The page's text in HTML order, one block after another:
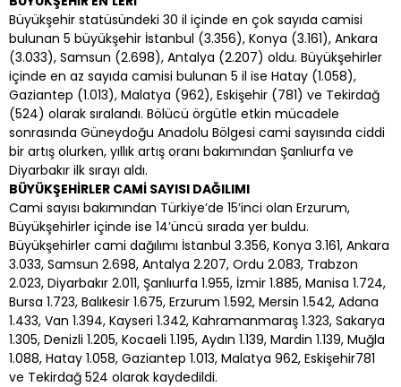
Büyükşehir statüsündeki 30 il içinde en çok sayıda camisi
bulunan 5 büyükşehir İstanbul (3.356), Konya (3.161), Ankara
(3.033), Samsun (2.698), Antalya (2.207) oldu. Büyükşehirler
içinde en az sayıda camisi bulunan 5 il ise Hatay (1.058),
Gaziantep (1.013), Malatya (962), Eskişehir (781) ve Tekirdağ
(524) olarak sıralandı. Bölücü örgütle etkin mücadele
sonrasında Güneydoğu Anadolu Bölgesi cami sayısında ciddi
bir artış olurken, yıllık artış oranı bakımından Şanlıurfa ve
Diyarbakır ilk sırayı aldı.
BÜYÜKŞEHİRLER CAMİ SAYISI DAĞILIMI
Cami sayısı bakımından Türkiye’de 15’inci olan Erzurum,
Büyükşehirler içinde ise 14’üncü sırada yer buldu.
Büyükşehirler cami dağılımı İstanbul 3.356, Konya 3.161, Ankara
3.033, Samsun 2.698, Antalya 2.207, Ordu 2.083, Trabzon
2.023, Diyarbakır 2.011, Şanlıurfa 1.955, İzmir 1.885, Manisa 1.724,
Bursa 1.723, Balıkesir 1.675, Erzurum 1.592, Mersin 1.542, Adana
1.433, Van 1.394, Kayseri 1.342, Kahramanmaraş 1.323, Sakarya
1.305, Denizli 1.205, Kocaeli 1.195, Aydın 1.139, Mardin 1.139, Muğla
1.088, Hatay 1.058, Gaziantep 1.013, Malatya 962, Eskişehir781
ve Tekirdağ 524 olarak kaydedildi.